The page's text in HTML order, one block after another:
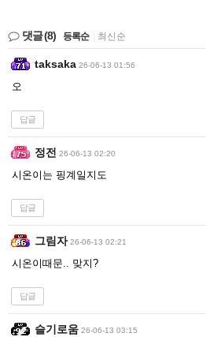
댓글(8) 등록순 최신순
taksaka 26-06-13 01:56
오
답글
정전 26-06-13 02:20
시온이는 핑계일지도
답글
그림자 26-06-13 02:21
시온이때문.. 맞지?
답글
슬기로움 26-06-13 03:15